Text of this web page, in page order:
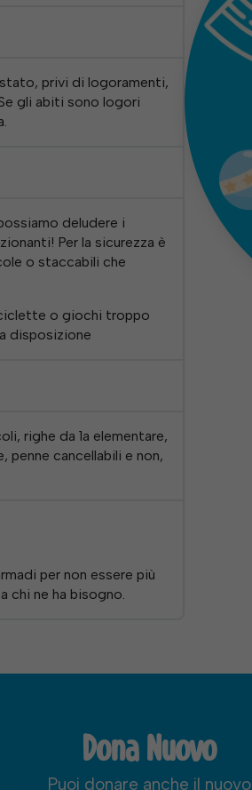
privi di logoramenti,
gli abiti sono logori
deludere i
Per la sicurezza è
o staccabili che
o giochi troppo
disposizione
righe da 1a elementare,
penne cancellabili e non,
per non essere più
chi ne ha bisogno.
Dona Nuovo
Puoi donare anche il nuovo
Statistiche